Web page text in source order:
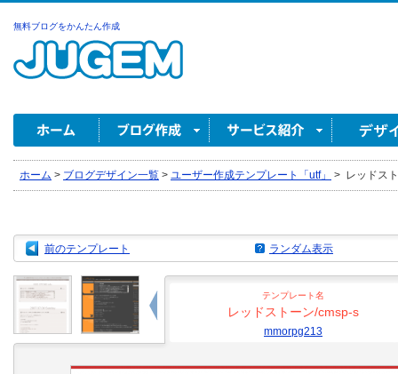
無料ブログをかんたん作成
ホーム > ブログデザイン一覧 > ユーザー作成テンプレート「utf」 > レッドス
前のテンプレート ランダム表示
テンプレート名
レッドストーン/cmsp-s
mmorpg213